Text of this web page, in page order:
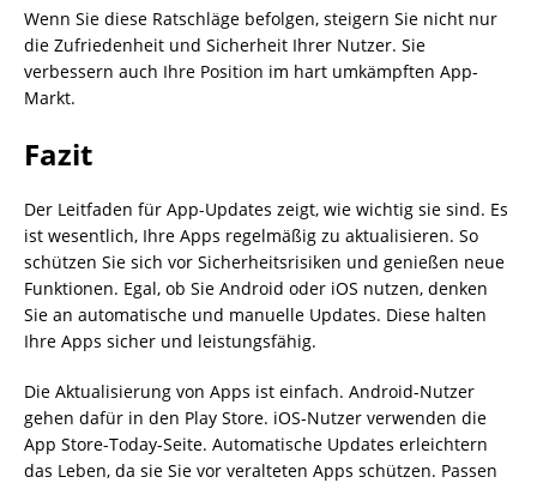
Wenn Sie diese Ratschläge befolgen, steigern Sie nicht nur
die Zufriedenheit und Sicherheit Ihrer Nutzer. Sie
verbessern auch Ihre Position im hart umkämpften App-
Markt.
Fazit
Der Leitfaden für App-Updates zeigt, wie wichtig sie sind. Es
ist wesentlich, Ihre Apps regelmäßig zu aktualisieren. So
schützen Sie sich vor Sicherheitsrisiken und genießen neue
Funktionen. Egal, ob Sie Android oder iOS nutzen, denken
Sie an automatische und manuelle Updates. Diese halten
Ihre Apps sicher und leistungsfähig.
Die Aktualisierung von Apps ist einfach. Android-Nutzer
gehen dafür in den Play Store. iOS-Nutzer verwenden die
App Store-Today-Seite. Automatische Updates erleichtern
das Leben, da sie Sie vor veralteten Apps schützen. Passen